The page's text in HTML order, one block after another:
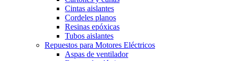
Cintas aislantes
Cordeles planos
Resinas epóxicas
Tubos aislantes
Repuestos para Motores Eléctricos
Aspas de ventilador